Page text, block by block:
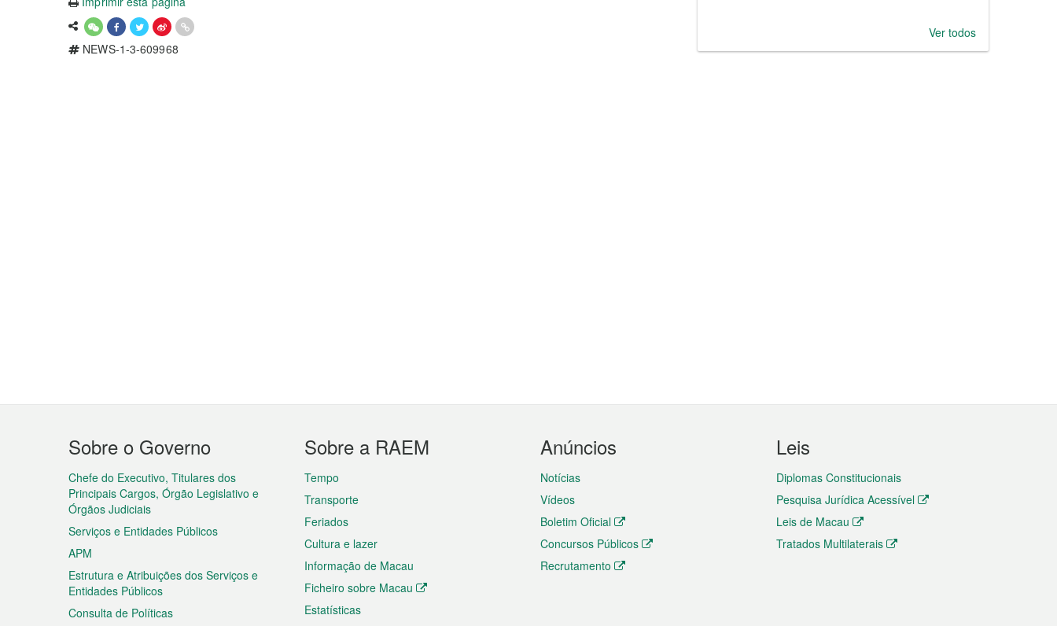
NEWS-1-3-609968
Ver todos
Menu
do
rodapé
Sobre o Governo
Chefe do Executivo, Titulares dos
Principais Cargos, Órgão Legislativo e
Órgãos Judiciais
Serviços e Entidades Públicos
APM
Estrutura e Atribuições dos Serviços e
Entidades Públicos
Consulta de Políticas
Sobre a RAEM
Tempo
Transporte
Feriados
Cultura e lazer
Informação de Macau
Ficheiro sobre Macau
Estatísticas
Anúncios
Notícias
Vídeos
Boletim Oficial
Concursos Públicos
Recrutamento
Leis
Diplomas Constitucionais
Pesquisa Jurídica Acessível
Leis de Macau
Tratados Multilaterais